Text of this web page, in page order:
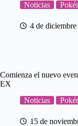
Noticias
4 de diciembre
Comienza el nuevo
EX
Noticias
15 de